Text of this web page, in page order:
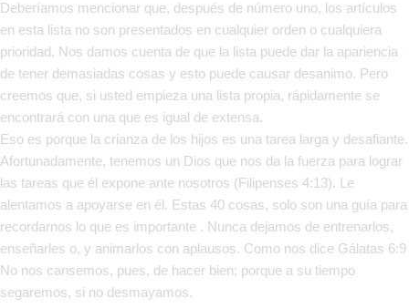
Deberíamos mencionar que, después de número uno, los artículos
en esta lista no son presentados en cualquier orden o cualquiera
prioridad. Nos damos cuenta de que la lista puede dar la apariencia
de tener demasiadas cosas y esto puede causar desanimo. Pero
creemos que, si usted empieza una lista propia, rápidamente se
encontrará con una que es igual de extensa.
Eso es porque la crianza de los hijos es una tarea larga y desafiante.
Afortunadamente, tenemos un Dios que nos da la fuerza para lograr
las tareas que él expone ante nosotros (Filipenses 4:13). Le
alentamos a apoyarse en él. Estas 40 cosas, solo son una guía para
recordarnos lo que es importante . Nunca dejamos de entrenarlos,
enseñarles o, y animarlos con aplausos. Como nos dice Gálatas 6:9
No nos cansemos, pues, de hacer bien; porque a su tiempo
segaremos, si no desmayamos.